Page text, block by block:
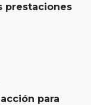
prestaciones
para